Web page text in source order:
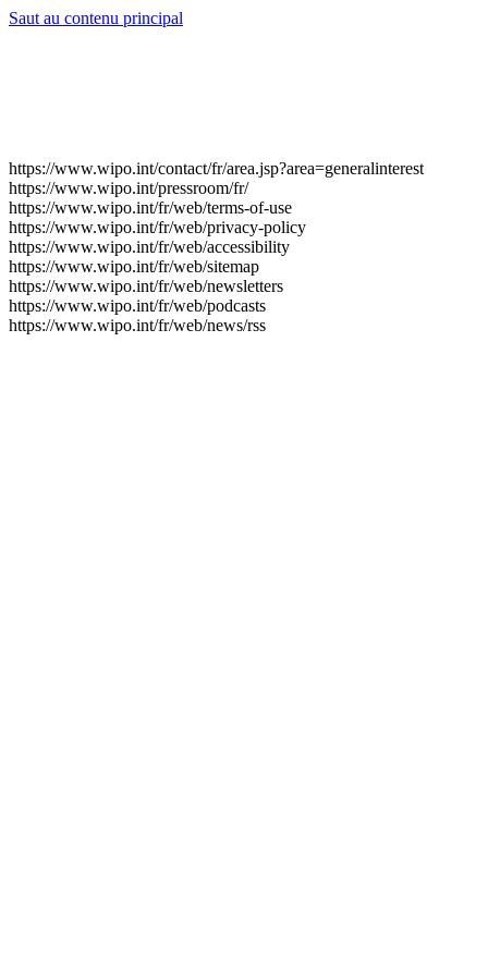
Saut au contenu principal
https://www.wipo.int/contact/fr/area.jsp?area=generalinterest
https://www.wipo.int/pressroom/fr/
https://www.wipo.int/fr/web/terms-of-use
https://www.wipo.int/fr/web/privacy-policy
https://www.wipo.int/fr/web/accessibility
https://www.wipo.int/fr/web/sitemap
https://www.wipo.int/fr/web/newsletters
https://www.wipo.int/fr/web/podcasts
https://www.wipo.int/fr/web/news/rss